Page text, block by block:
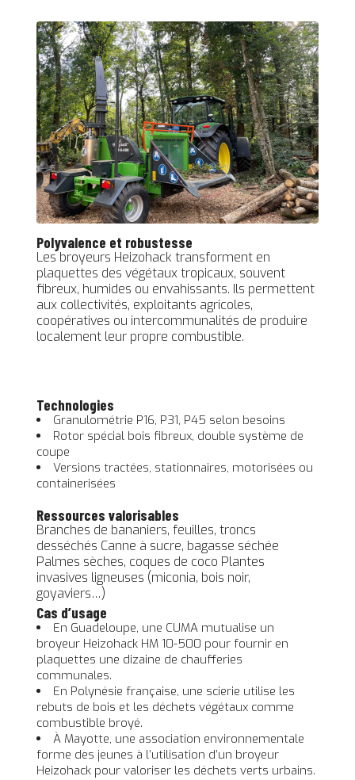
Polyvalence et robustesse
Les broyeurs Heizohack transforment en
plaquettes des végétaux tropicaux, souvent
fibreux, humides ou envahissants. Ils permettent
aux collectivités, exploitants agricoles,
coopératives ou intercommunalités de produire
localement leur propre combustible.
Technologies
Granulométrie P16, P31, P45 selon besoins
Rotor spécial bois fibreux, double système de
coupe
Versions tractées, stationnaires, motorisées ou
containerisées
Ressources valorisables
Branches de bananiers, feuilles, troncs
desséchés Canne à sucre, bagasse séchée
Palmes sèches, coques de coco Plantes
invasives ligneuses (miconia, bois noir,
goyaviers…)
Cas d’usage
En Guadeloupe, une CUMA mutualise un
broyeur Heizohack HM 10-500 pour fournir en
plaquettes une dizaine de chaufferies
communales.
En Polynésie française, une scierie utilise les
rebuts de bois et les déchets végétaux comme
combustible broyé.
À Mayotte, une association environnementale
forme des jeunes à l’utilisation d’un broyeur
Heizohack pour valoriser les déchets verts urbains.